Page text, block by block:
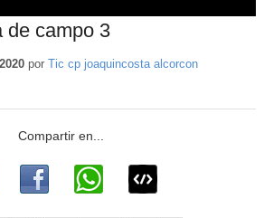
de campo 3
por Tic cp joaquincosta alcorcon